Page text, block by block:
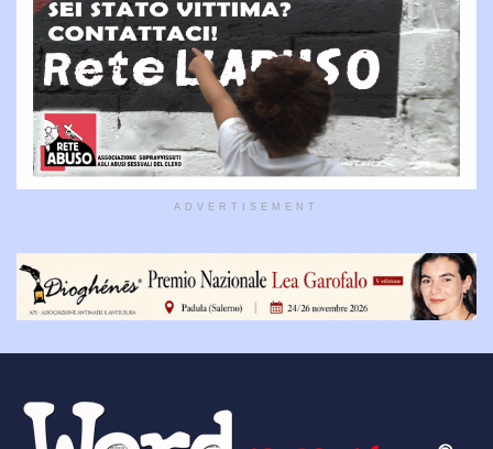
ADVERTISEMENT